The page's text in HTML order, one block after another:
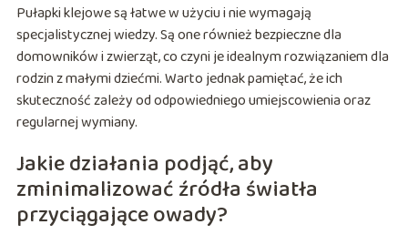
Pułapki klejowe są łatwe w użyciu i nie wymagają
specjalistycznej wiedzy. Są one również bezpieczne dla
domowników i zwierząt, co czyni je idealnym rozwiązaniem dla
rodzin z małymi dziećmi. Warto jednak pamiętać, że ich
skuteczność zależy od odpowiedniego umiejscowienia oraz
regularnej wymiany.
Jakie działania podjąć, aby
zminimalizować źródła światła
przyciągające owady?